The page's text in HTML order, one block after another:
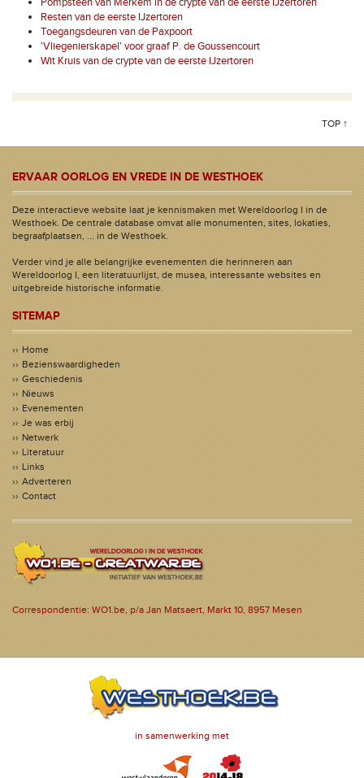
Resten van de eerste IJzertoren
Toegangsdeuren van de Paxpoort
'Vliegenierskapel' voor graaf P. de Goussencourt
Wit Kruis van de crypte van de eerste IJzertoren
TOP ↑
ERVAAR OORLOG EN VREDE IN DE WESTHOEK
Deze interactieve website laat je kennismaken met Wereldoorlog I in de
Westhoek. De centrale database omvat alle monumenten, sites, lokaties,
begraafplaatsen, ... in de Westhoek.
Verder vind je alle belangrijke evenementen die herinneren aan
Wereldoorlog I, een literatuurlijst, de musea, interessante websites en
uitgebreide historische informatie.
SITEMAP
Home
Bezienswaardigheden
Geschiedenis
Nieuws
Evenementen
Je was erbij
Netwerk
Literatuur
Links
Adverteren
Contact
Correspondentie: WO1.be, p/a Jan Matsaert, Markt 10, 8957 Mesen
in samenwerking met